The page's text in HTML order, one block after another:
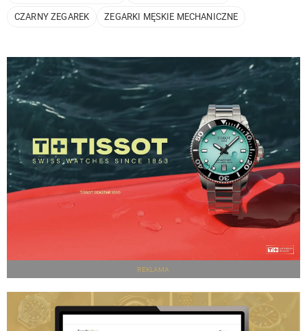
CZARNY ZEGAREK
ZEGARKI MĘSKIE MECHANICZNE
REKLAMA